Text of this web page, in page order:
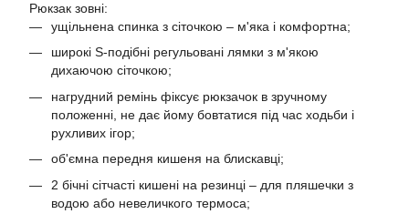
Рюкзак зовні:
ущільнена спинка з сіточкою – м'яка і комфортна;
широкі S-подібні регульовані лямки з м'якою
дихаючою сіточкою;
нагрудний ремінь фіксує рюкзачок в зручному
положенні, не дає йому бовтатися під час ходьби і
рухливих ігор;
об'ємна передня кишеня на блискавці;
2 бічні сітчасті кишені на резинці – для пляшечки з
водою або невеличкого термоса;